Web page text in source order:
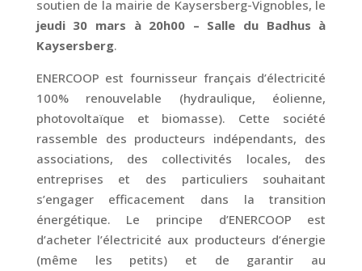
soutien de la mairie de Kaysersberg-Vignobles, le
jeudi 30 mars à 20h00 – Salle du Badhus à
Kaysersberg.
ENERCOOP est fournisseur français d’électricité
100% renouvelable (hydraulique, éolienne,
photovoltaïque et biomasse). Cette société
rassemble des producteurs indépendants, des
associations, des collectivités locales, des
entreprises et des particuliers souhaitant
s’engager efficacement dans la transition
énergétique. Le principe d’ENERCOOP est
d’acheter l’électricité aux producteurs d’énergie
(même les petits) et de garantir au